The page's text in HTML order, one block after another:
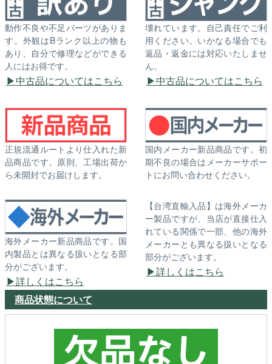
動作不良や不足パーツがありま
す。外観はBランク以上の物も
あり、自分で修理などができる
人にはお得です。
中古品についてはこちら
壊れています。自己責任でご利
用ください。いかなる場合でも
返品・返金には対応いたしませ
ん。
中古品についてはこちら
正規流通ルートより仕入れた新
品商品です。原則、工場出荷か
ら未開封でお届けします。
国内メーカー新品商品です。初
期不良の場合はメーカーサポー
トにお問い合わせください。
海外メーカー新品商品です。国
内製品とは異なる扱いとなる部
分がございます。
詳しくはこちら
【台湾直輸入品】は海外メーカ
ー製品ですが、当店が直接仕入
れている関係で一部、他の海外
メーカーとも異なる扱いとなる
部分がございます。
詳しくはこちら
商品状態について